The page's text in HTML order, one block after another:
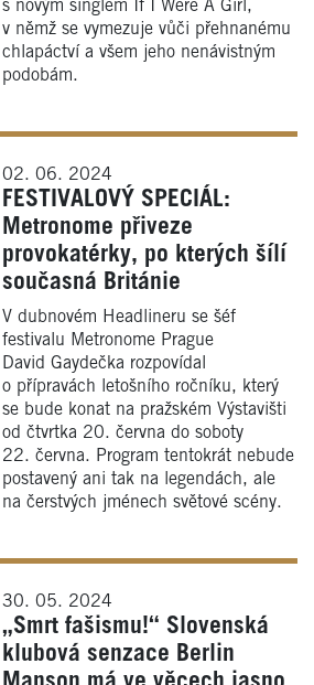
s novým singlem If I Were A Girl,
v němž se vymezuje vůči přehnanému
chlapáctví a všem jeho nenávistným
podobám.
02. 06. 2024
FESTIVALOVÝ SPECIÁL:
Metronome přiveze
provokatérky, po kterých šílí
současná Británie
V dubnovém Headlineru se šéf
festivalu Metronome Prague
David Gaydečka rozpovídal
o přípravách letošního ročníku, který
se bude konat na pražském Výstavišti
od čtvrtka 20. června do soboty
22. června. Program tentokrát nebude
postavený ani tak na legendách, ale
na čerstvých jménech světové scény.
30. 05. 2024
„Smrt fašismu!“ Slovenská
klubová senzace Berlin